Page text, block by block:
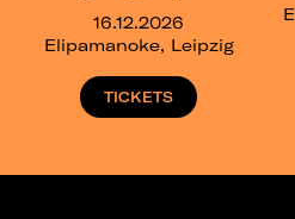
16.12.2026
Elipamanoke, Leipzig
TICKETS